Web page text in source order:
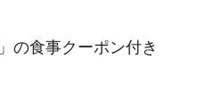
の食事クーポン付き